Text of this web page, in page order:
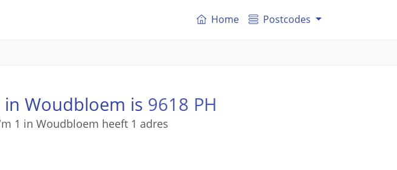
Home Postcodes
Woudbloem is 9618 PH
1 in Woudbloem heeft 1 adres